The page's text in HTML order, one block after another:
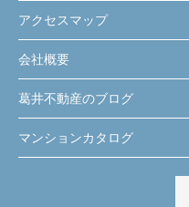
アクセスマップ
会社概要
葛井不動産のブログ
マンションカタログ